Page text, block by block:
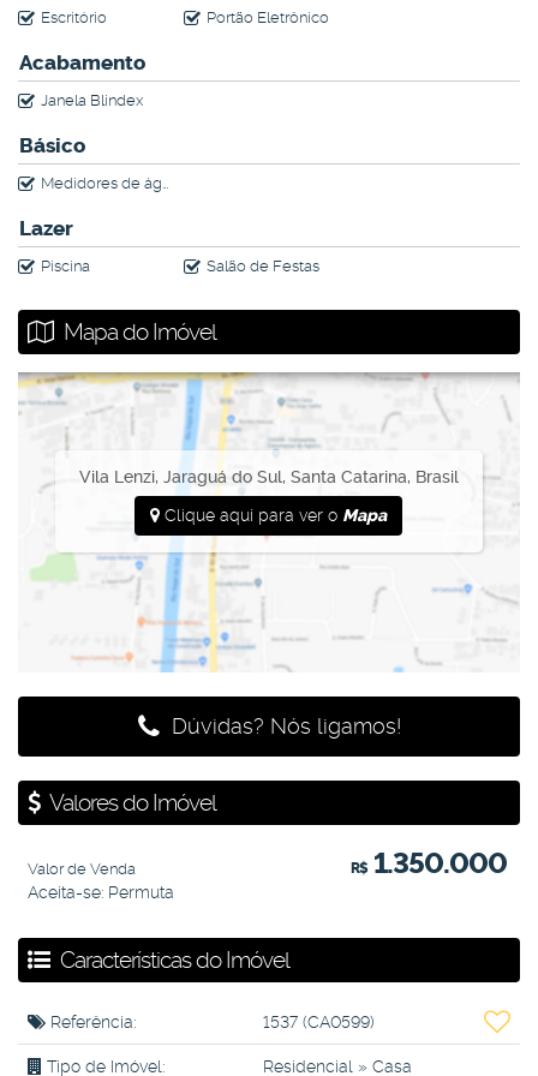
Escritório Portão Eletrônico
Acabamento
Janela Blindex
Básico
Medidores de água, luz e gás individuais
Lazer
Piscina Salão de Festas
Mapa do Imóvel
Vila Lenzi, Jaraguá do Sul, Santa Catarina, Brasil
Clique aqui para ver o Mapa
Dúvidas? Nós ligamos!
Valores do Imóvel
R$1.350.000
Valor de Venda
Aceita-se: Permuta
Características do Imóvel
Referência: 1537 (CA0599)
Tipo de Imóvel: Residencial » Casa